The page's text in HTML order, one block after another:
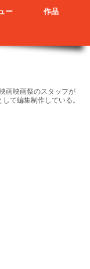
ー 作品
画映画祭のスタッフが
て編集制作している。